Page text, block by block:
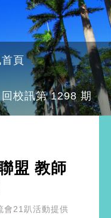
頁
回校訊第 1298 期
盟 教師
會21趴活動提供